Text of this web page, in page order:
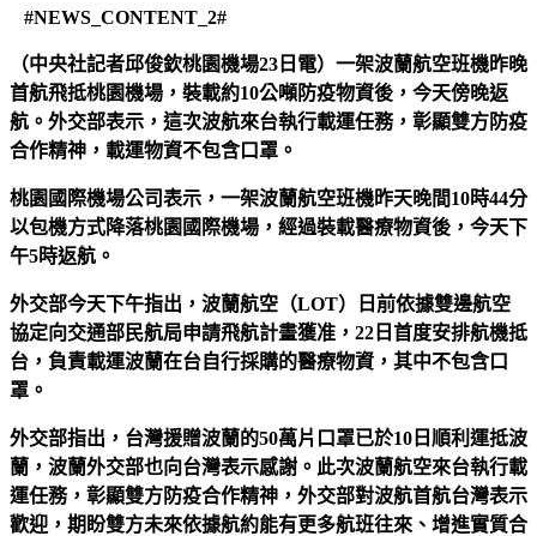
#NEWS_CONTENT_2#
（中央社記者邱俊欽桃園機場23日電）一架波蘭航空班機昨晚
首航飛抵桃園機場，裝載約10公噸防疫物資後，今天傍晚返
航。外交部表示，這次波航來台執行載運任務，彰顯雙方防疫
合作精神，載運物資不包含口罩。
桃園國際機場公司表示，一架波蘭航空班機昨天晚間10時44分
以包機方式降落桃園國際機場，經過裝載醫療物資後，今天下
午5時返航。
外交部今天下午指出，波蘭航空（LOT）日前依據雙邊航空
協定向交通部民航局申請飛航計畫獲准，22日首度安排航機抵
台，負責載運波蘭在台自行採購的醫療物資，其中不包含口
罩。
外交部指出，台灣援贈波蘭的50萬片口罩已於10日順利運抵波
蘭，波蘭外交部也向台灣表示感謝。此次波蘭航空來台執行載
運任務，彰顯雙方防疫合作精神，外交部對波航首航台灣表示
歡迎，期盼雙方未來依據航約能有更多航班往來、增進實質合